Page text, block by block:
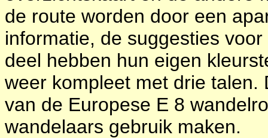
de route worden door een
informatie, de suggesties
deel hebben hun eigen
weer kompleet met drie
van de Europese E 8
wandelaars gebruik maken.